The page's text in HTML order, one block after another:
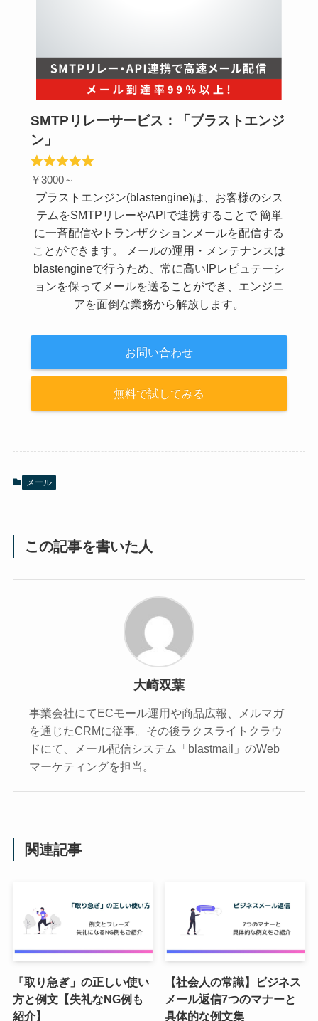
SMTPリレーサービス：「ブラストエンジ
ン」
￥3000～
ブラストエンジン(blastengine)は、お客様のシス
テムをSMTPリレーやAPIで連携することで 簡単
に一斉配信やトランザクションメールを配信する
ことができます。 メールの運用・メンテナンスは
blastengineで行うため、常に高いIPレピュテーシ
ョンを保ってメールを送ることができ、エンジニ
アを面倒な業務から解放します。
お問い合わせ
無料で試してみる
メール
この記事を書いた人
大崎双葉
事業会社にてECモール運用や商品広報、メルマガ
を通じたCRMに従事。その後ラクスライトクラウ
ドにて、メール配信システム「blastmail」のWeb
マーケティングを担当。
関連記事
「取り急ぎ」の正しい使い
方と例文【失礼なNG例も
紹介】
【社会人の常識】ビジネス
メール返信7つのマナーと
具体的な例文集